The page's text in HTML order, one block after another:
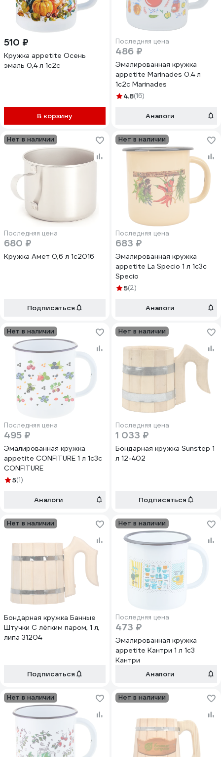
510 ₽
Кружка appetite Осень
эмаль 0,4 л 1с2с
В корзину
Последняя цена
486 ₽
Эмалированная кружка
appetite Marinades 0.4 л
1с2с Marinades
4.8(16)
Аналоги
Нет в наличии
Последняя цена
680 ₽
Кружка Амет 0,6 л 1с2016
Подписаться
Нет в наличии
Последняя цена
683 ₽
Эмалированная кружка
appetite La Speсio 1 л 1с3с
Speсio
5(2)
Аналоги
Нет в наличии
Последняя цена
495 ₽
Эмалированная кружка
appetite CONFITURE 1 л 1с3с
CONFITURE
5(1)
Аналоги
Нет в наличии
Последняя цена
1 033 ₽
Бондарная кружка Sunstep 1
л 12-402
Подписаться
Нет в наличии
Бондарная кружка Банные
Штучки С лёгким паром, 1 л,
липа 31204
Подписаться
Нет в наличии
Последняя цена
473 ₽
Эмалированная кружка
appetite Кантри 1 л 1с3
Кантри
Аналоги
Нет в наличии Нет в наличии